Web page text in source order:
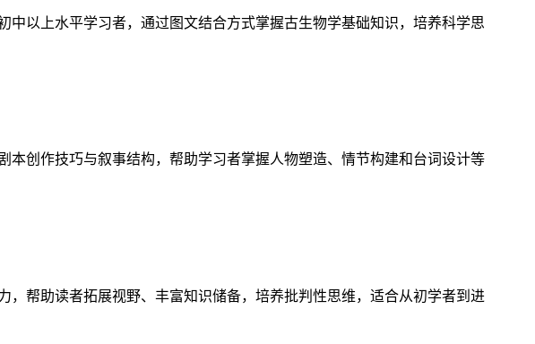
以上水平学习者，通过图文结合方式掌握古生物学基础知识，培养科学思
创作技巧与叙事结构，帮助学习者掌握人物塑造、情节构建和台词设计等
帮助读者拓展视野、丰富知识储备，培养批判性思维，适合从初学者到进